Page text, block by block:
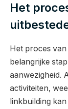
Het
Het proces
belangrijke
aanwezigheid.
activiteiten,
linkbuilding